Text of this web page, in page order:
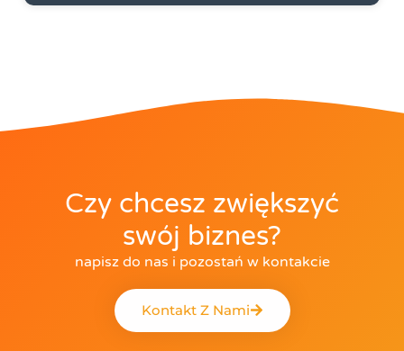
Czy chcesz zwiększyć
swój biznes?
napisz do nas i pozostań w kontakcie
Kontakt Z Nami